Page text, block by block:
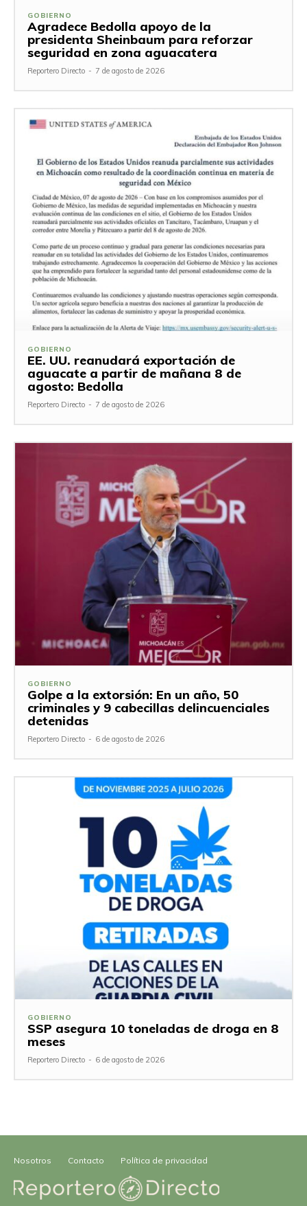
GOBIERNO
Agradece Bedolla apoyo de la
presidenta Sheinbaum para reforzar
seguridad en zona aguacatera
Reportero Directo - 7 de agosto de 2026
GOBIERNO
EE. UU. reanudará exportación de
aguacate a partir de mañana 8 de
agosto: Bedolla
Reportero Directo - 7 de agosto de 2026
GOBIERNO
Golpe a la extorsión: En un año, 50
criminales y 9 cabecillas delincuenciales
detenidas
Reportero Directo - 6 de agosto de 2026
GOBIERNO
SSP asegura 10 toneladas de droga en 8
meses
Reportero Directo - 6 de agosto de 2026
Nosotros Contacto Política de privacidad